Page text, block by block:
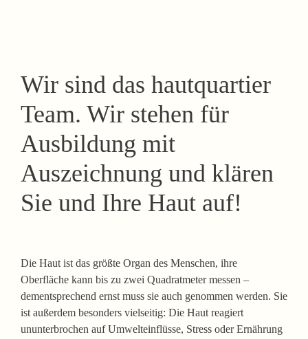
Wir sind das hautquartier
Team. Wir stehen für
Ausbildung mit
Auszeichnung und klären
Sie und Ihre Haut auf!
Die Haut ist das größte Organ des Menschen, ihre
Oberfläche kann bis zu zwei Quadratmeter messen –
dementsprechend ernst muss sie auch genommen werden. Sie
ist außerdem besonders vielseitig: Die Haut reagiert
ununterbrochen auf Umwelteinflüsse, Stress oder Ernährung